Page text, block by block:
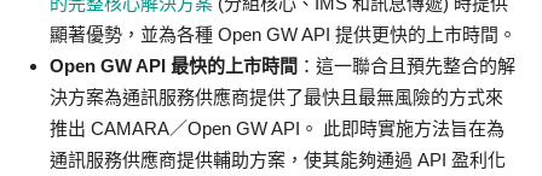
顯著優勢，並為各種 Open GW API 提供更快的上市時間。
Open GW API 最快的上市時間 ：這一聯合且預先整合的解
決方案為通訊服務供應商提供了最快且最無風險的方式來
推出 CAMARA／Open GW API。 此即時實施方法旨在為
通訊服務供應商提供輔助方案，使其能夠通過 API 盈利化